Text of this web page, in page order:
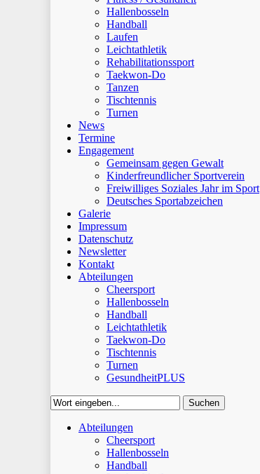
Hallenbosseln
Handball
Laufen
Leichtathletik
Rehabilitationssport
Taekwon-Do
Tanzen
Tischtennis
Turnen
News
Termine
Engagement
Gemeinsam gegen Gewalt
Kinderfreundlicher Sportverein
Freiwilliges Soziales Jahr im Sport
Deutsches Sportabzeichen
Galerie
Impressum
Datenschutz
Newsletter
Kontakt
Abteilungen
Cheersport
Hallenbosseln
Handball
Leichtathletik
Taekwon-Do
Tischtennis
Turnen
GesundheitPLUS
Suchen
SuchenAbteilungen
Cheersport
Hallenbosseln
Handball